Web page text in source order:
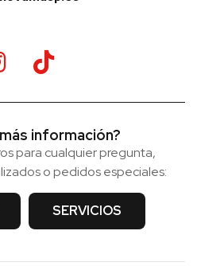
información?
para cualquier pregunta,
o pedidos especiales:
SERVICIOS